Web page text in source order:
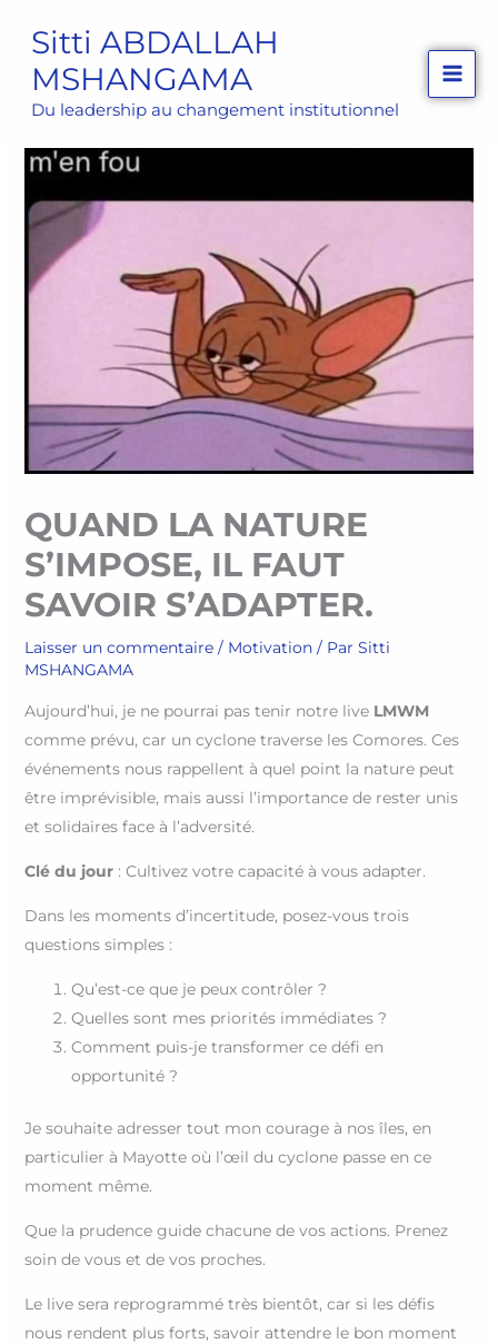
contenu
Sitti ABDALLAH
MSHANGAMA
Du leadership au changement institutionnel
QUAND LA NATURE
S’IMPOSE, IL FAUT
SAVOIR S’ADAPTER.
Laisser un commentaire / Motivation/ Par Sitti
MSHANGAMA
Aujourd’hui, je ne pourrai pas tenir notre live LMWM
comme prévu, car un cyclone traverse les Comores. Ces
événements nous rappellent à quel point la nature peut
être imprévisible, mais aussi l’importance de rester unis
et solidaires face à l’adversité.
Clé du jour: Cultivez votre capacité à vous adapter.
Dans les moments d’incertitude, posez-vous trois
questions simples :
Qu’est-ce que je peux contrôler ?
Quelles sont mes priorités immédiates ?
Comment puis-je transformer ce défi en
opportunité ?
Je souhaite adresser tout mon courage à nos îles, en
particulier à Mayotte où l’œil du cyclone passe en ce
moment même.
Que la prudence guide chacune de vos actions. Prenez
soin de vous et de vos proches.
Le live sera reprogrammé très bientôt, car si les défis
nous rendent plus forts, savoir attendre le bon moment